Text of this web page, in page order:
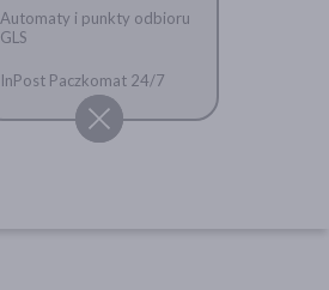
Automaty i punkty odbioru
GLS
InPost Paczkomat 24/7